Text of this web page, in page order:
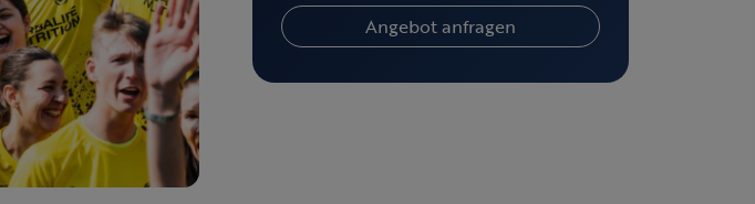
Angebot anfragen